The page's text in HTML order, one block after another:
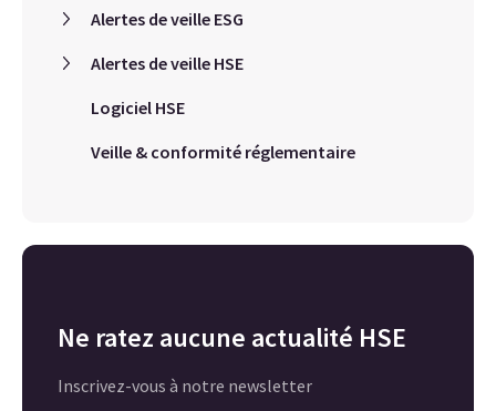
Alertes de veille ESG
Alertes de veille HSE
Logiciel HSE
Veille & conformité réglementaire
Ne ratez aucune actualité HSE
Inscrivez-vous à notre newsletter